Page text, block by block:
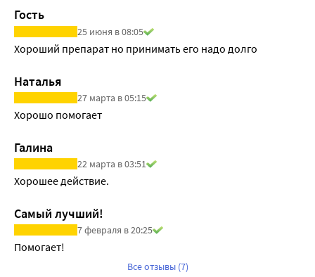
• хронические очаги инфекции, устойчивые к терапии
антибиотиками.
Гость
25 июня в 08:05
Хороший препарат но принимать его надо долго
Наталья
27 марта в 05:15
Хорошо помогает
Галина
22 марта в 03:51
Хорошее действие.
Самый лучший!
7 февраля в 20:25
Помогает!
Все отзывы (7)